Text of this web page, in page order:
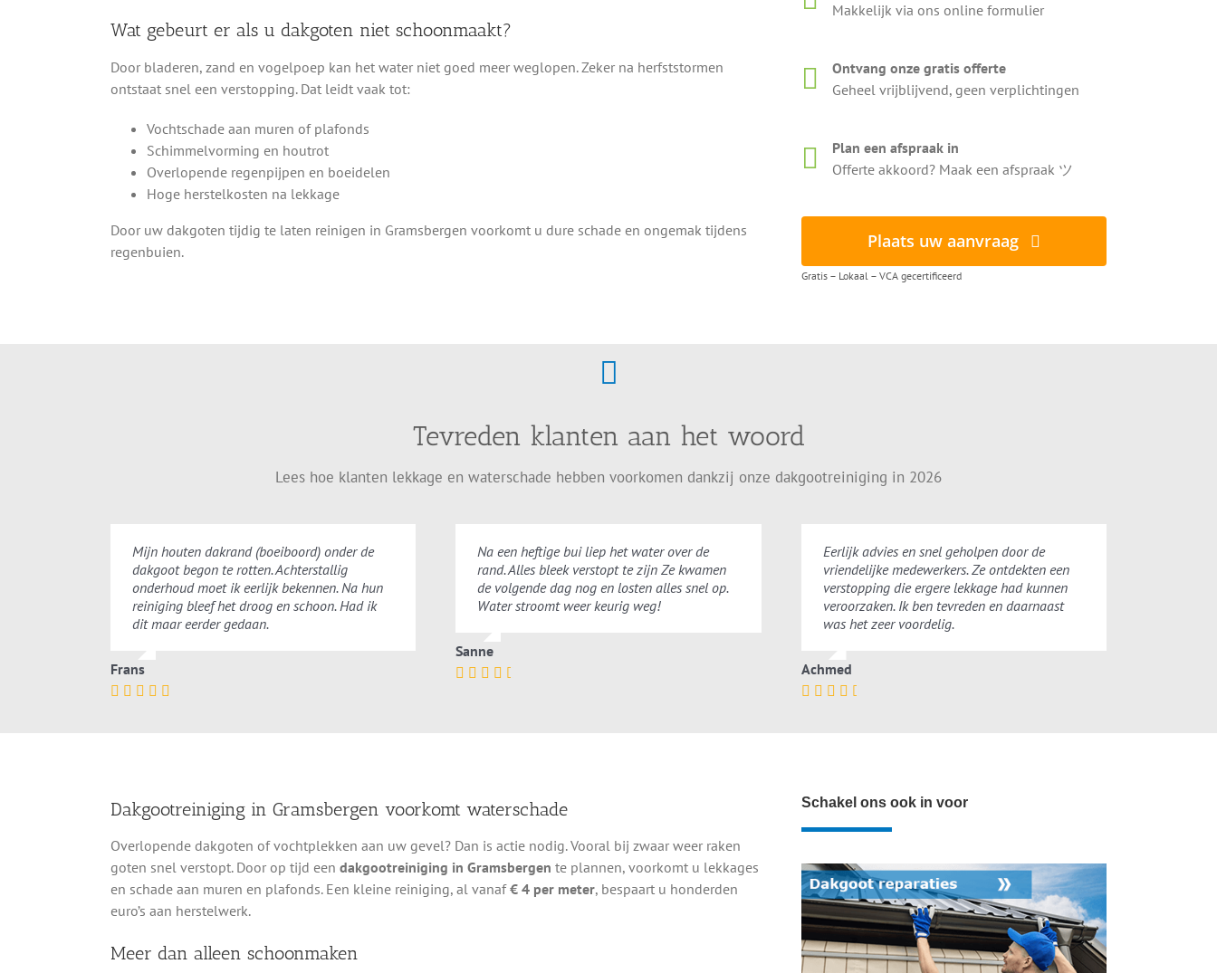
Wat gebeurt er als u dakgoten niet schoonmaakt?
Door bladeren, zand en vogelpoep kan het water niet goed meer weglopen. Zeker na herfststormen
ontstaat snel een verstopping. Dat leidt vaak tot:
Vochtschade aan muren of plafonds
Schimmelvorming en houtrot
Overlopende regenpijpen en boeidelen
Hoge herstelkosten na lekkage
Door uw dakgoten tijdig te laten reinigen in Gramsbergen voorkomt u dure schade en ongemak tijdens
regenbuien.
Makkelijk via ons online formulier
Ontvang onze gratis offerte
Geheel vrijblijvend, geen verplichtingen
Plan een afspraak in
Offerte akkoord? Maak een afspraak ツ
Plaats uw aanvraag
Gratis – Lokaal – VCA gecertificeerd
Tevreden klanten aan het woord
Lees hoe klanten lekkage en waterschade hebben voorkomen dankzij onze dakgootreiniging in 2026
Mijn houten dakrand (boeiboord) onder de
dakgoot begon te rotten. Achterstallig
onderhoud moet ik eerlijk bekennen. Na hun
reiniging bleef het droog en schoon. Had ik
dit maar eerder gedaan.
Frans
Na een heftige bui liep het water over de
rand. Alles bleek verstopt te zijn Ze kwamen
de volgende dag nog en losten alles snel op.
Water stroomt weer keurig weg!
Sanne
Eerlijk advies en snel geholpen door de
vriendelijke medewerkers. Ze ontdekten een
verstopping die ergere lekkage had kunnen
veroorzaken. Ik ben tevreden en daarnaast
was het zeer voordelig.
Achmed
Dakgootreiniging in Gramsbergen voorkomt waterschade
Overlopende dakgoten of vochtplekken aan uw gevel? Dan is actie nodig. Vooral bij zwaar weer raken
goten snel verstopt. Door op tijd een dakgootreiniging in Gramsbergen te plannen, voorkomt u lekkages
en schade aan muren en plafonds. Een kleine reiniging, al vanaf€ 4 per meter, bespaart u honderden
euro’s aan herstelwerk.
Meer dan alleen schoonmaken
Schakel ons ook in voor